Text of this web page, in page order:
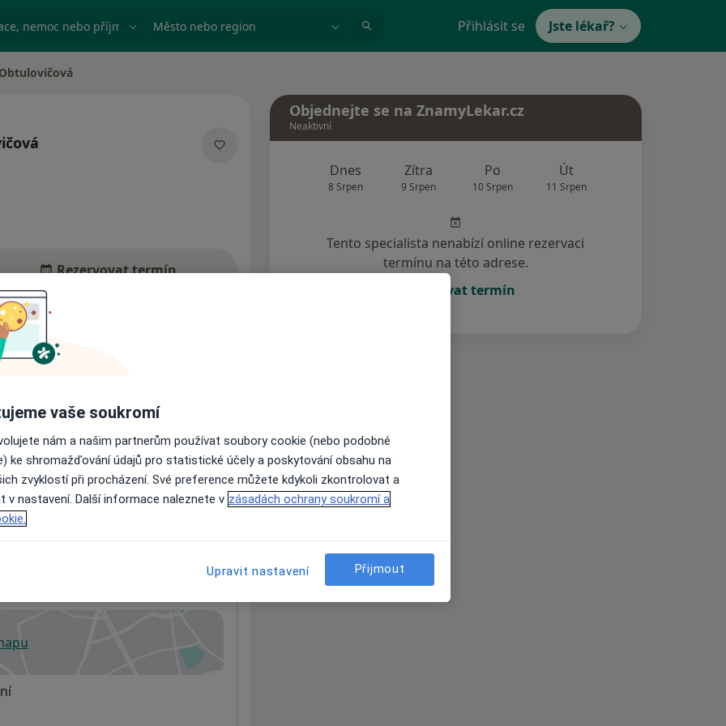
nemoc nebo příjmení Město nebo region Přihlásit se Jste lékař?
Rezervovat termín
nejsou k dispozici
informace o svých službách.
v nové záložce
Objednejte se na ZnamyLekar.cz
Neaktivní
Dnes
8 Srpen
Zítra
9 Srpen
Po
10 Srpen
Út
11 Srpen
Tento specialista nenabízí online rezervaci
termínu na této adrese.
Rezervovat termín
vaše soukromí
nám a našim partnerům používat soubory cookie (nebo podobné
ke shromažďování údajů pro statistické účely a poskytování obsahu na
zvyklostí při procházení. Své preference můžete kdykoli zkontrolovat a
v nastavení. Další informace naleznete v zásadách ochrany soukromí a
Upravit nastavení Přijmout